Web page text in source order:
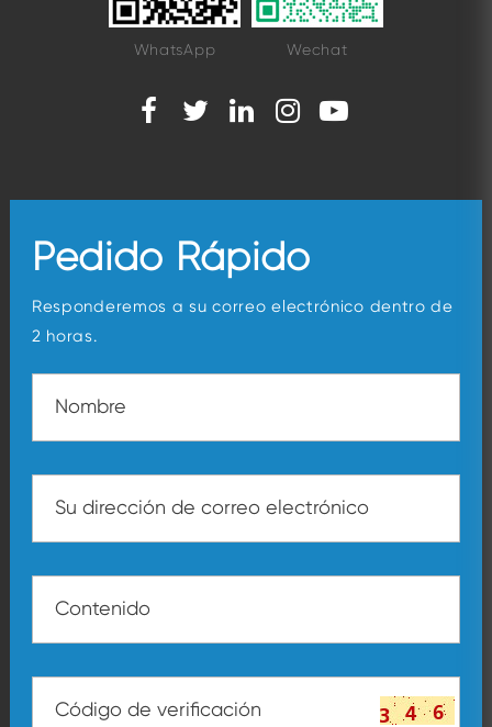
WhatsApp Wechat
Pedido Rápido
Responderemos a su correo electrónico dentro de
2 horas.